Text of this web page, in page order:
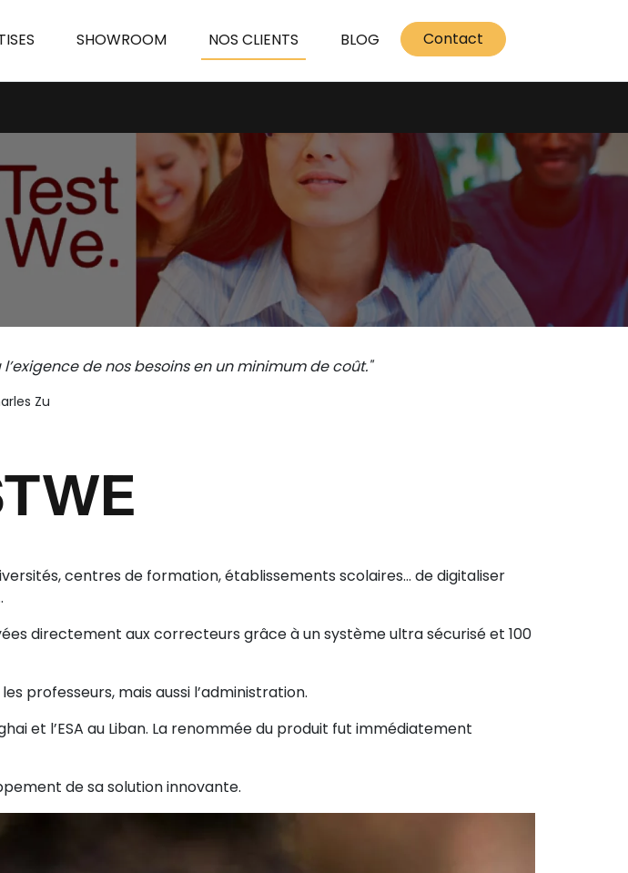
SHOWROOM NOS CLIENTS BLOG Contact
de nos besoins en un minimum de coût."
Zu
centres de formation, établissements scolaires… de digitaliser
directement aux correcteurs grâce à un système ultra sécurisé et 100
professeurs, mais aussi l’administration.
et l’ESA au Liban. La renommée du produit fut immédiatement
de sa solution innovante.